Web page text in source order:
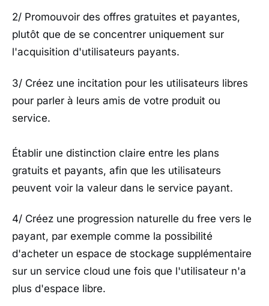
2/ Promouvoir des offres gratuites et payantes,
plutôt que de se concentrer uniquement sur
l'acquisition d'utilisateurs payants.
3/ Créez une incitation pour les utilisateurs libres
pour parler à leurs amis de votre produit ou
service.
Établir une distinction claire entre les plans
gratuits et payants, afin que les utilisateurs
peuvent voir la valeur dans le service payant.
4/ Créez une progression naturelle du free vers le
payant, par exemple comme la possibilité
d'acheter un espace de stockage supplémentaire
sur un service cloud une fois que l'utilisateur n'a
plus d'espace libre.